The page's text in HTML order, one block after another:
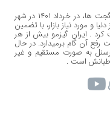
مجموعه ایران گیزمو، عرضه کننده به روز ترین گجت ها، در خرداد ۱۴۰۱ در شهر
و مورد نیاز بازار، با تضمین
کرد . ایران گیزمو بیش از هر
رفع آن گام برمیدارد. در حال
گیزمو با حدود ۳۰ نفر پرسنل به صورت مستقیم و غیر
است .